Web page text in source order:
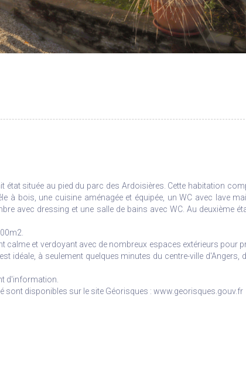
située au pied du parc des Ardoisières. Cette habitation
à bois, une cuisine aménagée et équipée, un WC avec lave
avec dressing et une salle de bains avec WC. Au deuxième
calme et verdoyant avec de nombreux espaces extérieurs pour
idéale, à seulement quelques minutes du centre-ville d'Angers,
d'information.
disponibles sur le site Géorisques : www.georisques.gouv.fr